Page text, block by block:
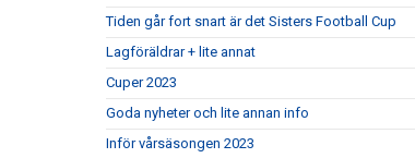
Tiden går fort snart är det Sisters Football Cup
Lagföräldrar + lite annat
Cuper 2023
Goda nyheter och lite annan info
Inför vårsäsongen 2023